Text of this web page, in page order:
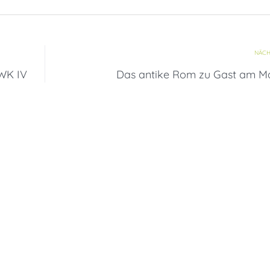
IV Das antike Rom zu Gast am